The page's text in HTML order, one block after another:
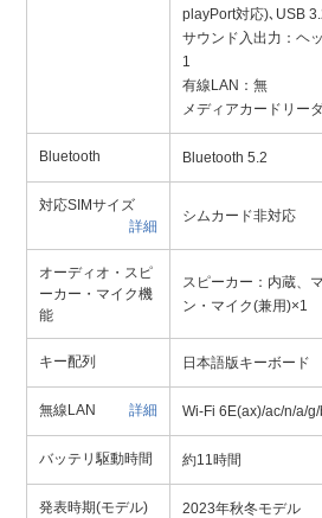
playPort対応)､USB
サウンド入出力：ヘ
1
有線LAN：無
メディアカードリー
Bluetooth Bluetooth 5.2
対応SIMサイズ
詳細
シムカード非対応
オーディオ・スピ
ーカー・マイク機
能
スピーカー：内蔵、
ン・マイク(兼用)×1
キー配列 日本語版キーボード
無線LAN 詳細 Wi-Fi 6E(ax)/ac/n/a/
バッテリ駆動時間 約11時間
発表時期(モデル) 2023年秋冬モデル